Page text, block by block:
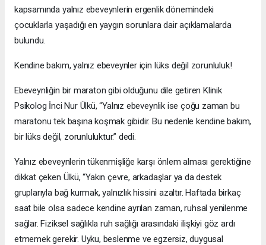
kapsamında yalnız ebeveynlerin ergenlik dönemindeki
çocuklarla yaşadığı en yaygın sorunlara dair açıklamalarda
bulundu.
Kendine bakım, yalnız ebeveynler için lüks değil zorunluluk!
Ebeveynliğin bir maraton gibi olduğunu dile getiren Klinik
Psikolog İnci Nur Ülkü, “Yalnız ebeveynlik ise çoğu zaman bu
maratonu tek başına koşmak gibidir. Bu nedenle kendine bakım,
bir lüks değil, zorunluluktur.” dedi.
Yalnız ebeveynlerin tükenmişliğe karşı önlem alması gerektiğine
dikkat çeken Ülkü, “Yakın çevre, arkadaşlar ya da destek
gruplarıyla bağ kurmak, yalnızlık hissini azaltır. Haftada birkaç
saat bile olsa sadece kendine ayrılan zaman, ruhsal yenilenme
sağlar. Fiziksel sağlıkla ruh sağlığı arasındaki ilişkiyi göz ardı
etmemek gerekir. Uyku, beslenme ve egzersiz, duygusal